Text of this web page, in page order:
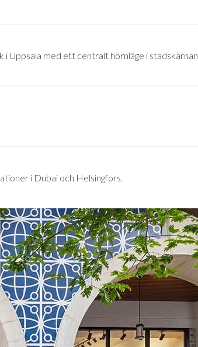
Uppsala med ett centralt hörnläge i stadskärnan.
i Dubai och Helsingfors.